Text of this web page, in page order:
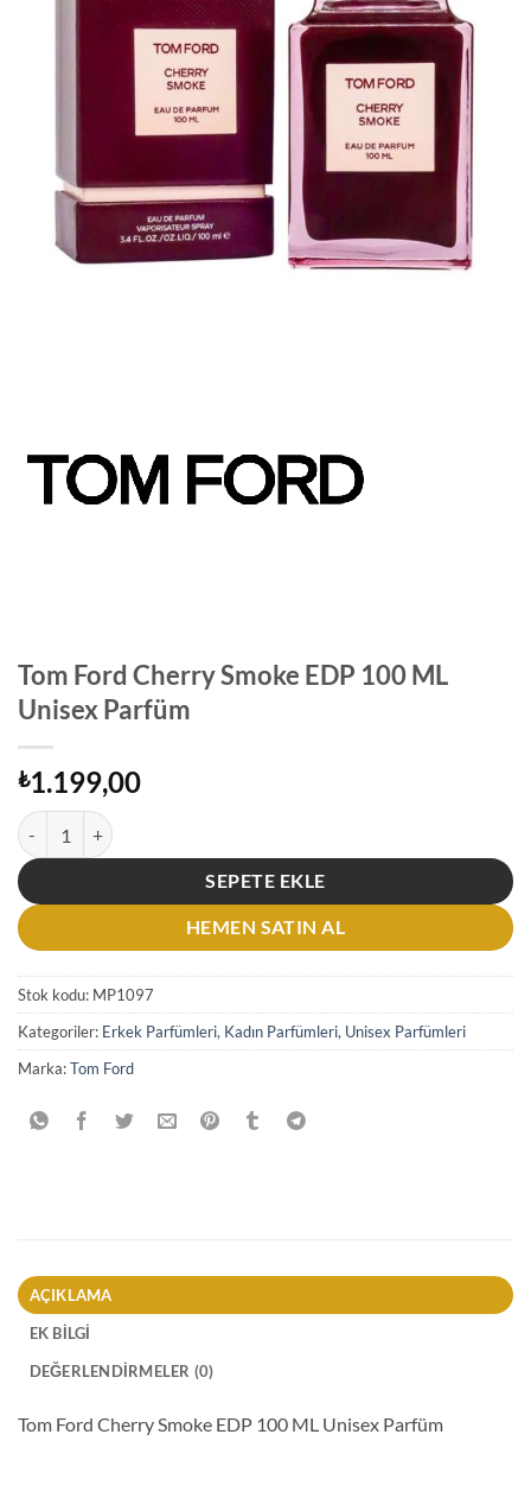
Tom Ford Cherry Smoke EDP 100 ML
Unisex Parfüm
₺1.199,00
Tom Ford Cherry Smoke EDP 100 ML Unisex Parfüm adet
SEPETE EKLE
HEMEN SATIN AL
Stok kodu: MP1097
Kategoriler: Erkek Parfümleri, Kadın Parfümleri, Unisex Parfümleri
Marka:Tom Ford
AÇIKLAMA
EK BILGI
DEĞERLENDIRMELER (0)
Tom Ford Cherry Smoke EDP 100 ML Unisex Parfüm